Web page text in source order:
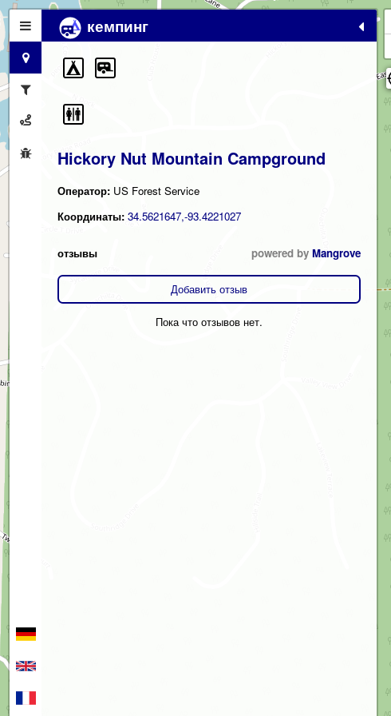
кемпинг
Hickory Nut Mountain Campground
Оператор: US Forest Service
Координаты: 34.5621647,-93.4221027
отзывы powered by Mangrove
Добавить отзыв
Пока что отзывов нет.